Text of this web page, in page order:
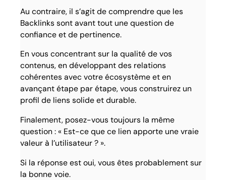
Au contraire, il s’agit de comprendre que les
Backlinks sont avant tout une question de
confiance et de pertinence.
En vous concentrant sur la qualité de vos
contenus, en développant des relations
cohérentes avec votre écosystème et en
avançant étape par étape, vous construirez un
profil de liens solide et durable.
Finalement, posez-vous toujours la même
question : « Est-ce que ce lien apporte une vraie
valeur à l’utilisateur ? ».
Si la réponse est oui, vous êtes probablement sur
la bonne voie.